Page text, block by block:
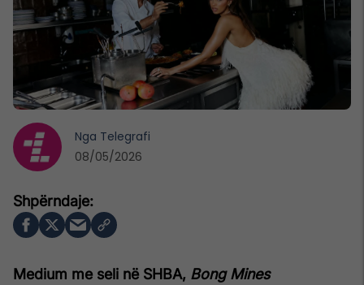
Medium me seli në SHBA, Bong Mines
Nga Telegrafi
08/05/2026